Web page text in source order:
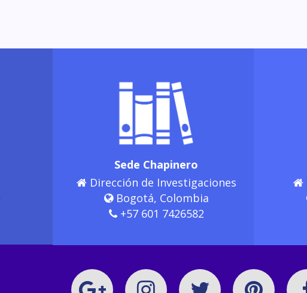
Sede Chapinero
Dirección de Investigaciones
Bogotá, Colombia
+57 601 7426582